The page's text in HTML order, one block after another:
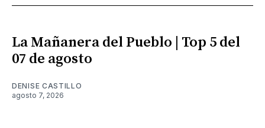
La Mañanera del Pueblo | Top 5 del
07 de agosto
DENISE CASTILLO
agosto 7, 2026